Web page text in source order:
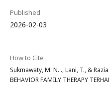
Published
2026-02-03
How to Cite
Sukmawaty, M. N. ., Lani, T., &
BEHAVIOR FAMILY THERAPY